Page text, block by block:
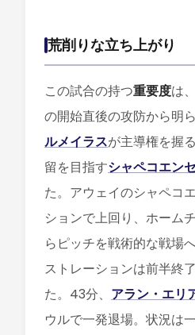
荒削りな立ち上がり
この試合の持つ重要度は
の開始直後の攻防から明
ルメイラスが主導権を握
留を目指すシャペコエンセ
た。アウェイのシャペコ
ションで上回り、ホーム
らピッチを戦術的な戦場
ストレーションは前半終
た。43分、 アラン・エリ
ウルで一発退場。状況は